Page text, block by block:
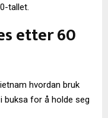
tallet.
etter 60
hvordan bruk
buksa for å holde seg